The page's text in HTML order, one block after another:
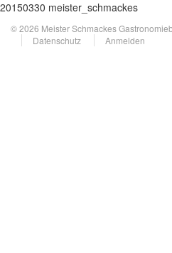
20150330 meister_schmackes
© 2026 Meister Schmackes
Datenschutz
Anmelden